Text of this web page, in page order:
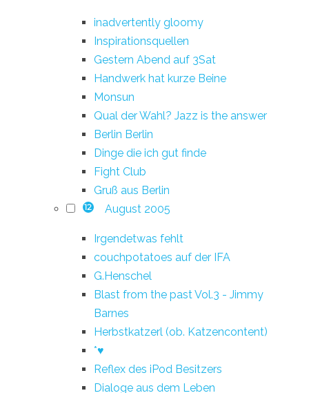
inadvertently gloomy
Inspirationsquellen
Gestern Abend auf 3Sat
Handwerk hat kurze Beine
Monsun
Qual der Wahl? Jazz is the answer
Berlin Berlin
Dinge die ich gut finde
Fight Club
Gruß aus Berlin
12 August 2005
Irgendetwas fehlt
couchpotatoes auf der IFA
G.Henschel
Blast from the past Vol.3 - Jimmy
Barnes
Herbstkatzerl (ob. Katzencontent)
*♥
Reflex des iPod Besitzers
Dialoge aus dem Leben